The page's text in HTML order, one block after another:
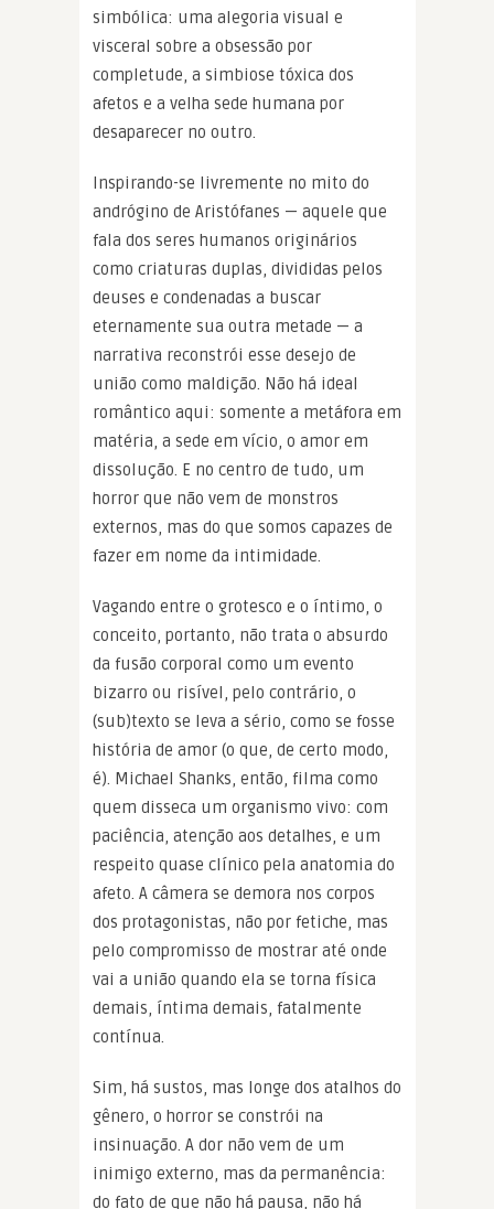
simbólica: uma alegoria visual e
visceral sobre a obsessão por
completude, a simbiose tóxica dos
afetos e a velha sede humana por
desaparecer no outro.
Inspirando-se livremente no mito do
andrógino de Aristófanes — aquele que
fala dos seres humanos originários
como criaturas duplas, divididas pelos
deuses e condenadas a buscar
eternamente sua outra metade — a
narrativa reconstrói esse desejo de
união como maldição. Não há ideal
romântico aqui: somente a metáfora em
matéria, a sede em vício, o amor em
dissolução. E no centro de tudo, um
horror que não vem de monstros
externos, mas do que somos capazes de
fazer em nome da intimidade.
Vagando entre o grotesco e o íntimo, o
conceito, portanto, não trata o absurdo
da fusão corporal como um evento
bizarro ou risível, pelo contrário, o
(sub)texto se leva a sério, como se fosse
história de amor (o que, de certo modo,
é). Michael Shanks, então, filma como
quem disseca um organismo vivo: com
paciência, atenção aos detalhes, e um
respeito quase clínico pela anatomia do
afeto. A câmera se demora nos corpos
dos protagonistas, não por fetiche, mas
pelo compromisso de mostrar até onde
vai a união quando ela se torna física
demais, íntima demais, fatalmente
contínua.
Sim, há sustos, mas longe dos atalhos do
gênero, o horror se constrói na
insinuação. A dor não vem de um
inimigo externo, mas da permanência:
do fato de que não há pausa, não há